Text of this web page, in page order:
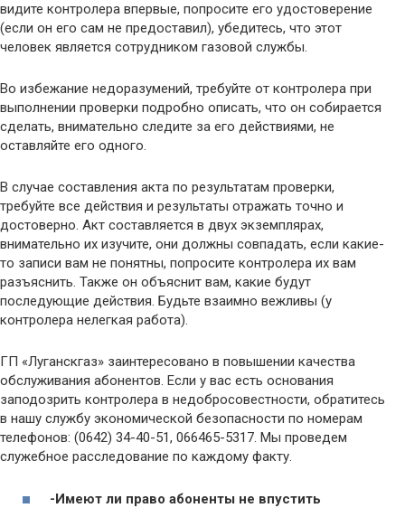
видите контролера впервые, попросите его удостоверение
(если он его сам не предоставил), убедитесь, что этот
человек является сотрудником газовой службы.
Во избежание недоразумений, требуйте от контролера при
выполнении проверки подробно описать, что он собирается
сделать, внимательно следите за его действиями, не
оставляйте его одного.
В случае составления акта по результатам проверки,
требуйте все действия и результаты отражать точно и
достоверно. Акт составляется в двух экземплярах,
внимательно их изучите, они должны совпадать, если какие-
то записи вам не понятны, попросите контролера их вам
разъяснить. Также он объяснит вам, какие будут
последующие действия. Будьте взаимно вежливы (у
контролера нелегкая работа).
ГП «Луганскгаз» заинтересовано в повышении качества
обслуживания абонентов. Если у вас есть основания
заподозрить контролера в недобросовестности, обратитесь
в нашу службу экономической безопасности по номерам
телефонов: (0642) 34-40-51, 066465-5317. Мы проведем
служебное расследование по каждому факту.
-Имеют ли право абоненты не впустить